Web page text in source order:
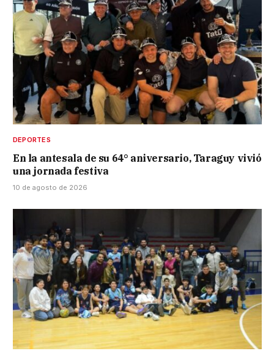
DEPORTES
En la antesala de su 64° aniversario, Taraguy vivió
una jornada festiva
10 de agosto de 2026